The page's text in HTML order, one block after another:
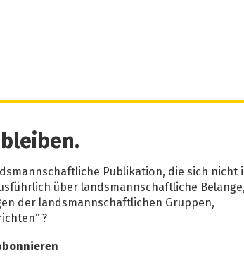
Publikation, die sich nicht
über landsmannschaftliche Belange,
der landsmannschaftlichen Gruppen,
?